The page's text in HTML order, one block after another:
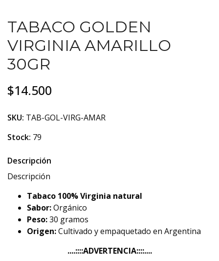
TABACO GOLDEN
VIRGINIA AMARILLO
30GR
$14.500
SKU: TAB-GOL-VIRG-AMAR
Stock: 79
Descripción
Descripción
Tabaco 100% Virginia natural
Sabor:Orgánico
Peso:30 gramos
Origen:Cultivado y empaquetado en Argentina
....::::ADVERTENCIA::::....